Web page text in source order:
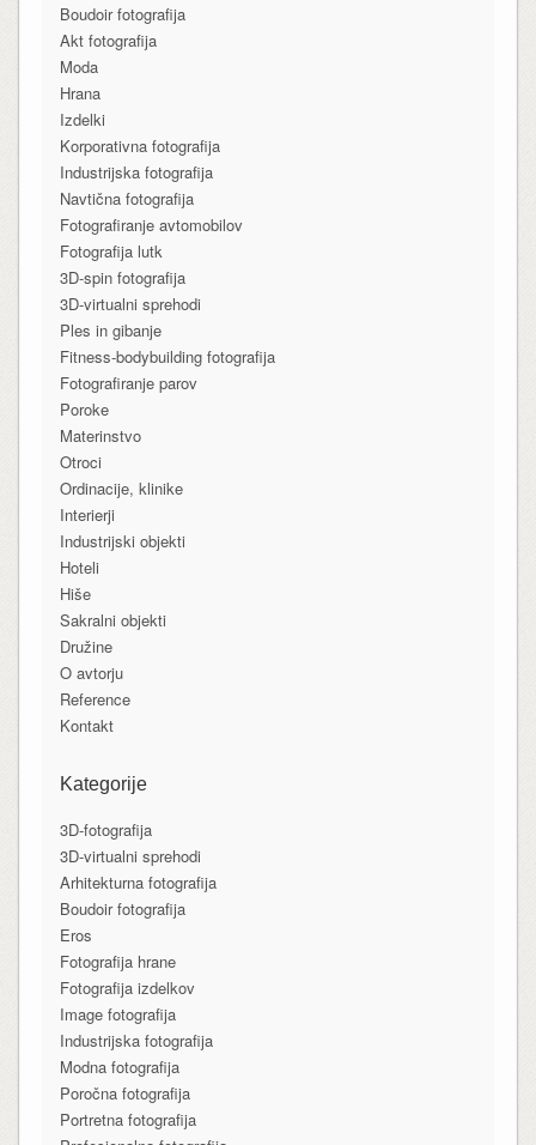
Boudoir fotografija
Akt fotografija
Moda
Hrana
Izdelki
Korporativna fotografija
Industrijska fotografija
Navtična fotografija
Fotografiranje avtomobilov
Fotografija lutk
3D-spin fotografija
3D-virtualni sprehodi
Ples in gibanje
Fitness-bodybuilding fotografija
Fotografiranje parov
Poroke
Materinstvo
Otroci
Ordinacije, klinike
Interierji
Industrijski objekti
Hoteli
Hiše
Sakralni objekti
Družine
O avtorju
Reference
Kontakt
Kategorije
3D-fotografija
3D-virtualni sprehodi
Arhitekturna fotografija
Boudoir fotografija
Eros
Fotografija hrane
Fotografija izdelkov
Image fotografija
Industrijska fotografija
Modna fotografija
Poročna fotografija
Portretna fotografija